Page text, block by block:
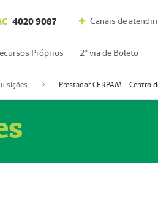
4020 9087 Canais de
Próprios 2º via de Boleto